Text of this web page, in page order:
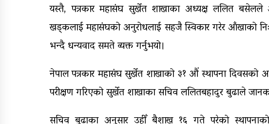
यस्तै, पत्रकार महासंघ सुर्खेत शाखाका अध्यक्ष ललित बसेलले
खड्कलाई महासंघको अनुरोधलाई सहजै स्विकार गरेर आँखाको
भन्दै धन्यवाद समते व्यक्त गर्नुभयो।
नेपाल पत्रकार महासंघ सुर्खेत शाखाको ३१ औं स्थापना दिवसको
परीक्षण गरिएको सुर्खेत शाखाका सचिव ललितबहादुर बुढाले